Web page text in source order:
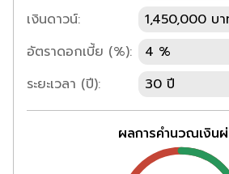
เงินดาวน์:
1,450,000 บา
อัตราดอกเบี้ย (%):
4 %
ระยะเวลา (ปี):
30 ปี
ผลการคำนวณเงิน